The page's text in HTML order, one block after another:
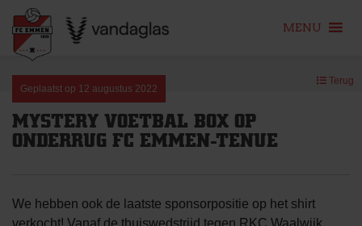
content
MENU
Geplaatst op 12 augustus 2022
Terug
MYSTERY VOETBAL BOX OP
ONDERRUG FC EMMEN-TENUE
We hebben ook de laatste sponsorpositie op het shirt
verkocht! Vanaf de thuiswedstrijd tegen RKC Waalwijk